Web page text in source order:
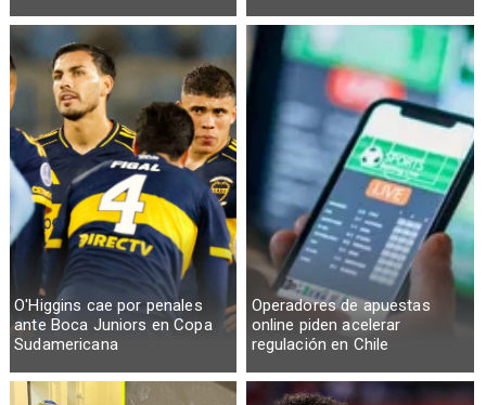
O'Higgins cae por penales
ante Boca Juniors en Copa
Sudamericana
Operadores de apuestas
online piden acelerar
regulación en Chile